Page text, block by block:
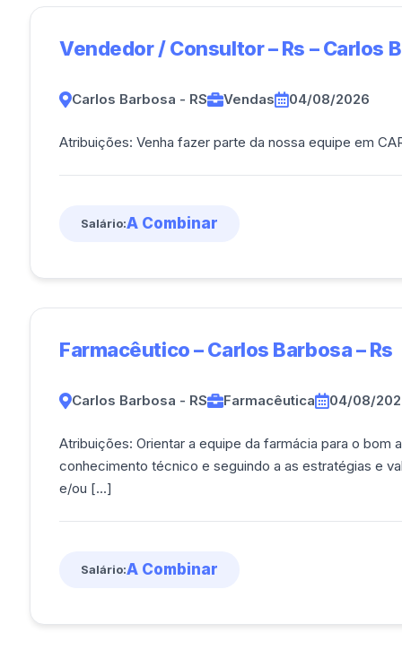
Vendedor / Consultor – Rs – Carlos
Carlos Barbosa - RS Vendas 04/08/2026
Atribuições: Venha fazer parte da nossa equipe em
Salário:A Combinar
Farmacêutico – Carlos Barbosa – Rs
Carlos Barbosa - RS Farmacêutica 04/08/
Atribuições: Orientar a equipe da farmácia para o bom atendimento dos clientes, através do
conhecimento técnico e seguindo a as estratégias e
e/ou [...]
Salário:A Combinar